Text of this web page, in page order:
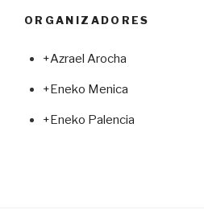
ORGANIZADORES
+Azrael Arocha
+Eneko Menica
+Eneko Palencia